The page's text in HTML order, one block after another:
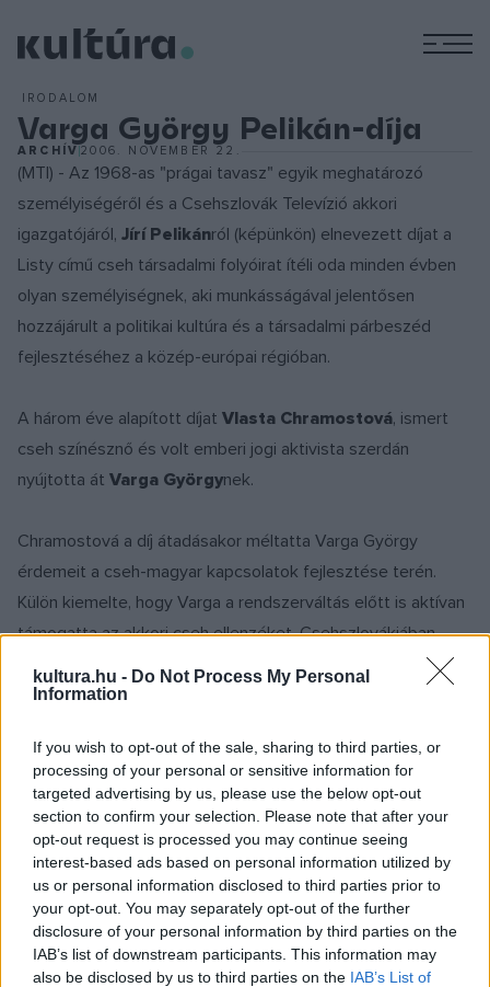
kultura.hu - Do Not Process My Personal
Information
If you wish to opt-out of the sale, sharing to third parties, or
processing of your personal or sensitive information for
targeted advertising by us, please use the below opt-out
section to confirm your selection. Please note that after your
opt-out request is processed you may continue seeing
interest-based ads based on personal information utilized by
us or personal information disclosed to third parties prior to
your opt-out. You may separately opt-out of the further
disclosure of your personal information by third parties on the
IAB’s list of downstream participants. This information may
also be disclosed by us to third parties on the IAB’s List of
IRODALOM
Varga György Pelikán-díja
ARCHÍV2006. NOVEMBER 22.
(MTI) - Az 1968-as "prágai tavasz" egyik meghatározó
személyiségéről és a Csehszlovák Televízió akkori
igazgatójáról, Jírí Pelikánról (képünkön) elnevezett díjat a
Listy című cseh társadalmi folyóirat ítéli oda minden évben
olyan személyiségnek, aki munkásságával jelentősen
hozzájárult a politikai kultúra és a társadalmi párbeszéd
fejlesztéséhez a közép-európai régióban.
A három éve alapított díjat Vlasta Chramostová, ismert
cseh színésznő és volt emberi jogi aktivista szerdán
nyújtotta át Varga Györgynek.
Chramostová a díj átadásakor méltatta Varga György
érdemeit a cseh-magyar kapcsolatok fejlesztése terén.
Külön kiemelte, hogy Varga a rendszerváltás előtt is aktívan
támogatta az akkori cseh ellenzéket, Csehszlovákiában
betiltott könyveket és folyóiratokat juttatott el hozzájuk
Magyarországon keresztül külföldről.
A kitüntetettnek lehetősége van arra, hogy a Listy
szerkesztőségének költségére egy hónapra egy fiatal
művészt, újságírót vagy kutatót küldjön Csehországba. A
díjjal Varga egy domborművet is kapott, amelyetPavel
Herynek,neves cseh ékszerész készített.
A Listy egyik szerkesztője, Tomás Tichákelmondta: a
Pelikán-díjat évente olyan személyiségnek adományozzák,